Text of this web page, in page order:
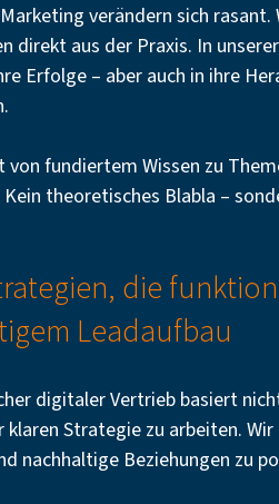
verändern sich
direkt aus der Praxis. In
Erfolge – aber auch in ihre
von fundiertem Wissen zu
theoretisches Blabla –
die
Leadaufbau
digitaler Vertrieb basiert
klaren Strategie zu arbeiten.
nachhaltige Beziehungen zu